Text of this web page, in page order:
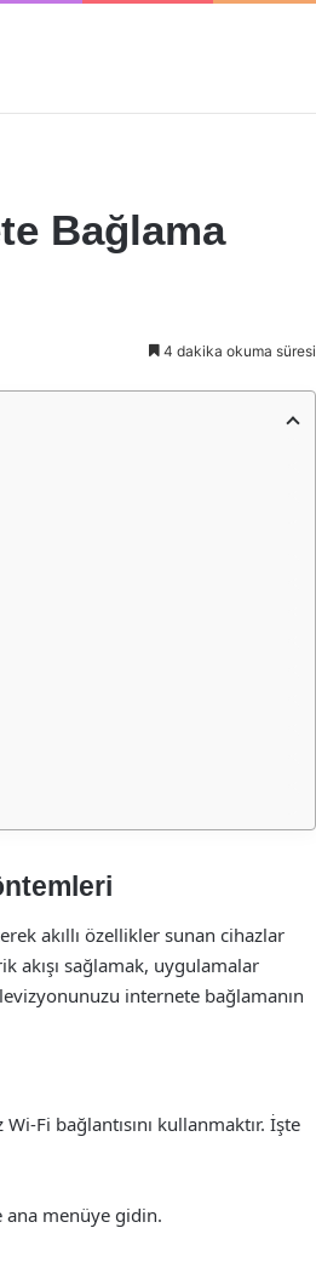
Bağlama
4 dakika okuma süresi
akıllı özellikler sunan cihazlar
akışı sağlamak, uygulamalar
internete bağlamanın
Fi bağlantısını kullanmaktır. İşte
ana menüye gidin.